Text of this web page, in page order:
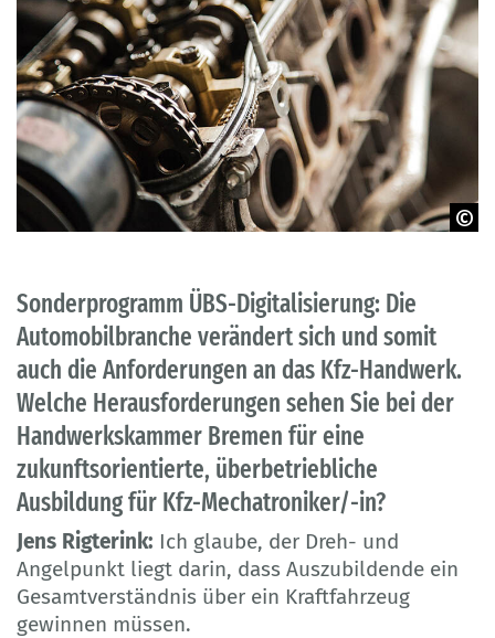
Sonderprogramm ÜBS-Digitalisierung: Die
Automobilbranche verändert sich und somit
auch die Anforderungen an das Kfz-Handwerk.
Welche Herausforderungen sehen Sie bei der
Handwerkskammer Bremen für eine
zukunftsorientierte, überbetriebliche
Ausbildung für Kfz-Mechatroniker/-in?
Jens Rigterink: Ich glaube, der Dreh- und
Angelpunkt liegt darin, dass Auszubildende ein
Gesamtverständnis über ein Kraftfahrzeug
gewinnen müssen.